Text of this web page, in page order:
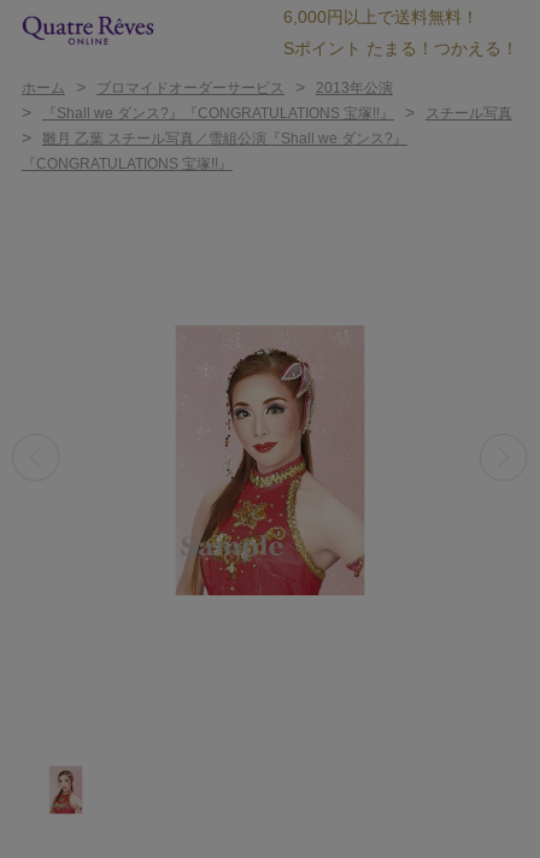
6,000円以上で送料無料！
Sポイント たまる！つかえる！
ホーム > ブロマイドオーダーサービス > 2013年公演
> 『Shall we ダンス?』『CONGRATULATIONS 宝塚!!』 > スチール写真
>
雛月 乙葉 スチール写真／雪組公演『Shall we ダンス?』
『CONGRATULATIONS 宝塚!!』